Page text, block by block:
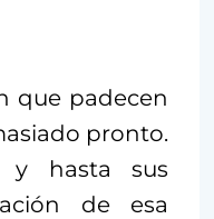
que padecen
pronto.
y hasta sus
de esa